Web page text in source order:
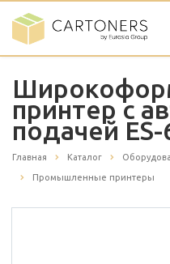
принтер с
подачей ES-
Главная Каталог
Промышленные принтеры